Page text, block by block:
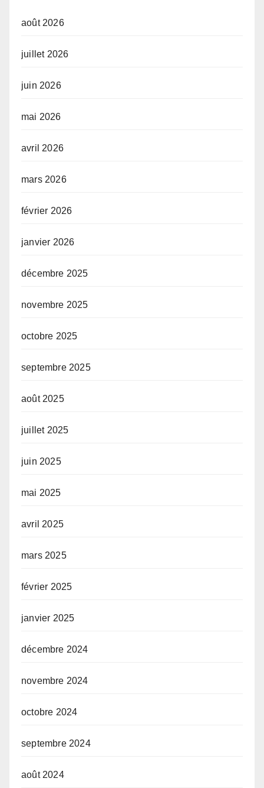
août 2026
juillet 2026
juin 2026
mai 2026
avril 2026
mars 2026
février 2026
janvier 2026
décembre 2025
novembre 2025
octobre 2025
septembre 2025
août 2025
juillet 2025
juin 2025
mai 2025
avril 2025
mars 2025
février 2025
janvier 2025
décembre 2024
novembre 2024
octobre 2024
septembre 2024
août 2024